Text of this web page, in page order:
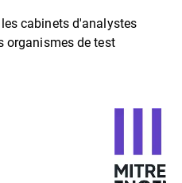
cabinets d'analystes
organismes de test